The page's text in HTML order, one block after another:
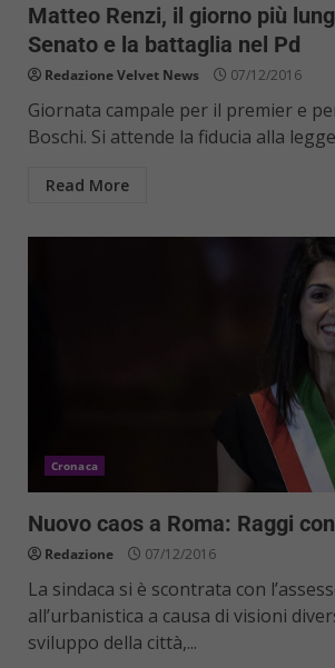
Matteo Renzi, il giorno più
Senato e la battaglia nel Pd
Redazione Velvet News 07/12/2016
Giornata campale per il premier e
Boschi. Si attende la fiducia alla legge
Read More
Cronaca
Nuovo caos a Roma: Raggi
Redazione 07/12/2016
La sindaca si è scontrata con
all’urbanistica a causa di visioni
sviluppo della città,...